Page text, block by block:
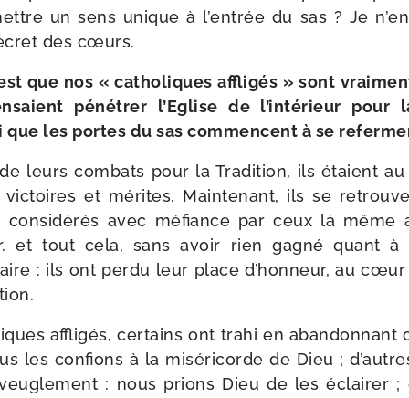
un sens unique à l’en­trée du sas ? Je
des cœurs.
que nos « catho­liques affli­gés » sont
péné­trer l’Eglise de l’in­té­rieur pour
les portes du sas com­mencent à se
leurs com­bats pour la Tradition, ils étaient
vic­toires et mérites. Maintenant, ils se
consi­dé­rés avec méfiance par ceux là même
et tout cela, sans avoir rien gagné quant à
: ils ont per­du leur place d’hon­neur, au
affli­gés, cer­tains ont tra­hi en aban­don­nant
les confions à la misé­ri­corde de Dieu ;
: nous prions Dieu de les éclai­rer ;